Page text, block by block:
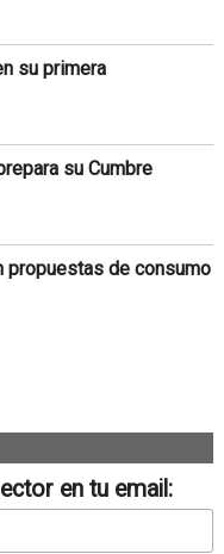
su primera
su Cumbre
propuestas de consumo
en tu email: